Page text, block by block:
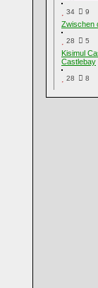
34 9
Zwischen
28 5
Kisimul
Castlebay
28 8